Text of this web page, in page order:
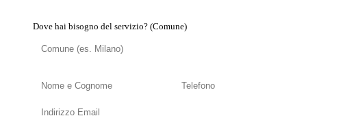
Dove hai bisogno del servizio? (Comune)